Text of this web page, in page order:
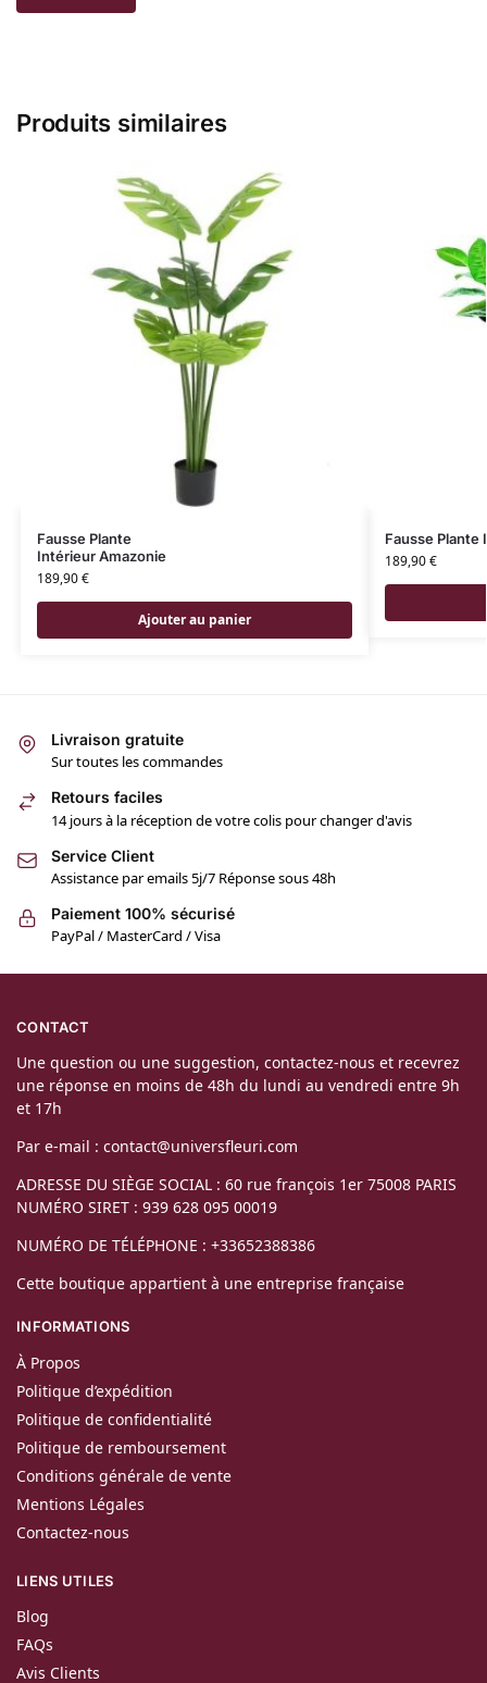
Produits similaires
Fausse Plante
Intérieur Amazonie
189,90€
Ajouter au panier
Fausse
189,90€
Livraison gratuite
Sur toutes les commandes
Retours faciles
14 jours à la réception de votre colis pour changer d'avis
Service Client
Assistance par emails 5j/7 Réponse sous 48h
Paiement 100% sécurisé
PayPal / MasterCard / Visa
CONTACT
Une question ou une suggestion, contactez-nous et recevrez
une réponse en moins de 48h du lundi au vendredi entre 9h
et 17h
Par e-mail : contact@universfleuri.com
ADRESSE DU SIÈGE SOCIAL : 60 rue françois 1er 75008 PARIS
NUMÉRO SIRET : 939 628 095 00019
NUMÉRO DE TÉLÉPHONE : +33652388386
Cette boutique appartient à une entreprise française
INFORMATIONS
À Propos
Politique d’expédition
Politique de confidentialité
Politique de remboursement
Conditions générale de vente
Mentions Légales
Contactez-nous
LIENS UTILES
Blog
FAQs
Avis Clients